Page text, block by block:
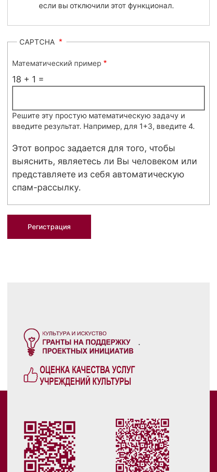
если вы отключили этот функционал.
CAPTCHA
Математический пример
18 + 1 =
Решите эту простую математическую задачу и
введите результат. Например, для 1+3, введите 4.
Этот вопрос задается для того, чтобы
выяснить, являетесь ли Вы человеком или
представляете из себя автоматическую
спам-рассылку.
.